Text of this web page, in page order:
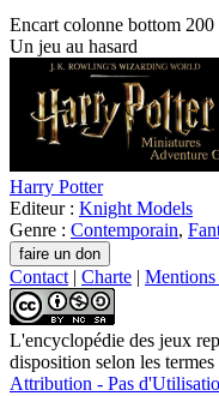
Encart colonne bottom
Un jeu au hasard
Harry Potter
Editeur : Knight Models
Genre : Contemporain,
Contact | Charte | Mentions
L'encyclopédie des jeux
disposition selon les termes
Attribution - Pas